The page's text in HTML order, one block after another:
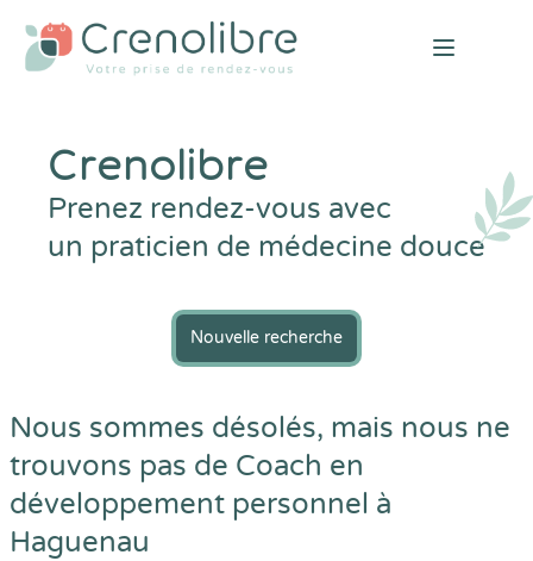
Open
Crenolibre
Prenez rendez-vous avec
un praticien de médecine douce
Nouvelle recherche
Nous sommes désolés, mais nous ne
trouvons pas de Coach en
développement personnel à
Haguenau